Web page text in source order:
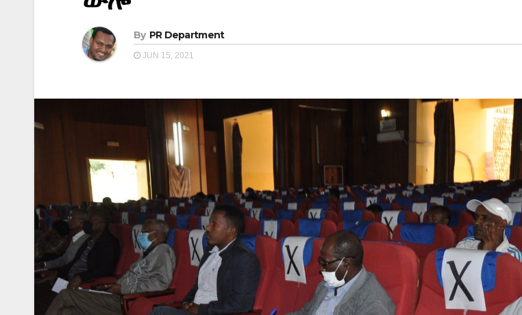
By PR Department
JUN 15, 2021